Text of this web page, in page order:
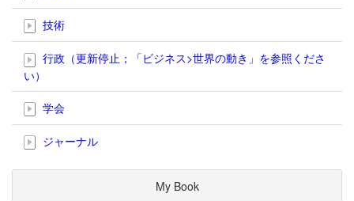
技術
行政（更新停止；「ビジネス>世界の動き」を参照くださ
い）
学会
ジャーナル
My Book